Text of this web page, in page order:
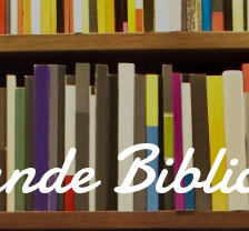
Accéder au